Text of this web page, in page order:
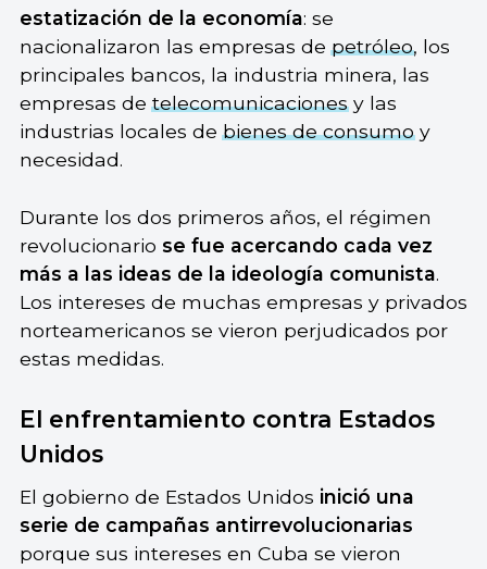
estatización de la economía: se
nacionalizaron las empresas depetróleo, los
principales bancos, la industria minera, las
empresas detelecomunicacionesy las
industrias locales debienes de consumoy
necesidad.
Durante los dos primeros años, el régimen
revolucionario se fue acercando cada vez
más a las ideas de la ideología comunista.
Los intereses de muchas empresas y privados
norteamericanos se vieron perjudicados por
estas medidas.
El enfrentamiento contra Estados
Unidos
El gobierno de Estados Unidos inició una
serie de campañas antirrevolucionarias
porque sus intereses en Cuba se vieron